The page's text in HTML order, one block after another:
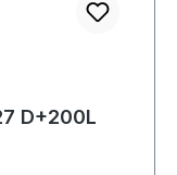
THK Teleskopschienen FBL27 D+200L